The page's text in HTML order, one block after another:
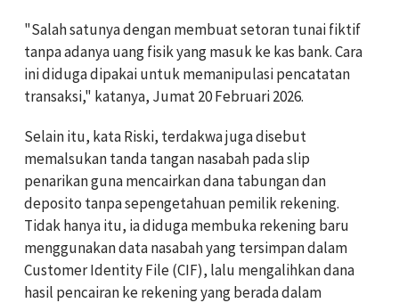
"Salah satunya dengan membuat setoran tunai fiktif
tanpa adanya uang fisik yang masuk ke kas bank. Cara
ini diduga dipakai untuk memanipulasi pencatatan
transaksi," katanya, Jumat 20 Februari 2026.
Selain itu, kata Riski, terdakwa juga disebut
memalsukan tanda tangan nasabah pada slip
penarikan guna mencairkan dana tabungan dan
deposito tanpa sepengetahuan pemilik rekening.
Tidak hanya itu, ia diduga membuka rekening baru
menggunakan data nasabah yang tersimpan dalam
Customer Identity File (CIF), lalu mengalihkan dana
hasil pencairan ke rekening yang berada dalam